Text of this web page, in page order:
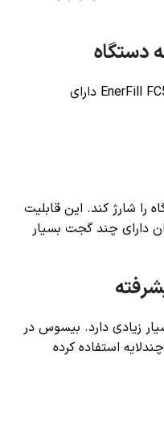
دستگاه
پاوربانک 10000 بیسوس مدل EnerFill FC51 دارای
را شارژ کند. این قابلیت
دارای چند گجت بسیار
زیادی دارد. بیسوس در
استفاده کرده